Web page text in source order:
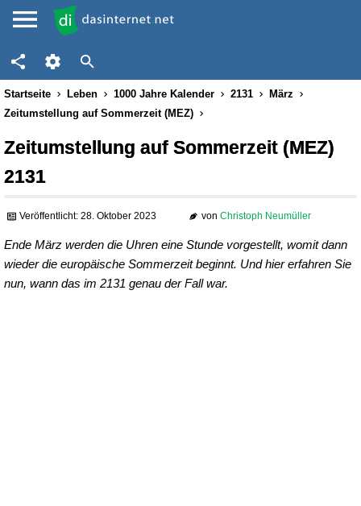
Startseite Leben 1000 Jahre Kalender 2131
März
Zeitumstellung auf Sommerzeit (MEZ)
Zeitumstellung auf Sommerzeit (MEZ)
2131
Veröffentlicht: 28. Oktober 2023 von Christoph Neumüller
Ende März werden die Uhren eine Stunde vorgestellt, womit dann
wieder die europäische Sommerzeit beginnt. Und hier erfahren Sie
nun, wann das im 2131 genau der Fall war.